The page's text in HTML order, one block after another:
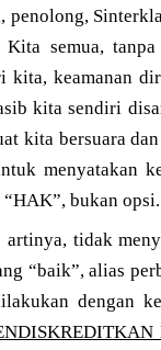
semua,
kita, keamanan
kita sendiri
kita bersuara
menyatakan
bukan opsi.
artinya, tidak
“baik”, alias
dengan